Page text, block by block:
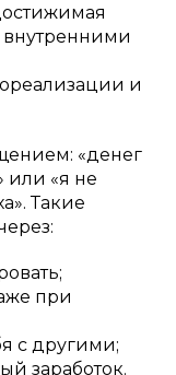
внутренними
и
«денег
или «я не
Такие
при
с другими;
заработок.